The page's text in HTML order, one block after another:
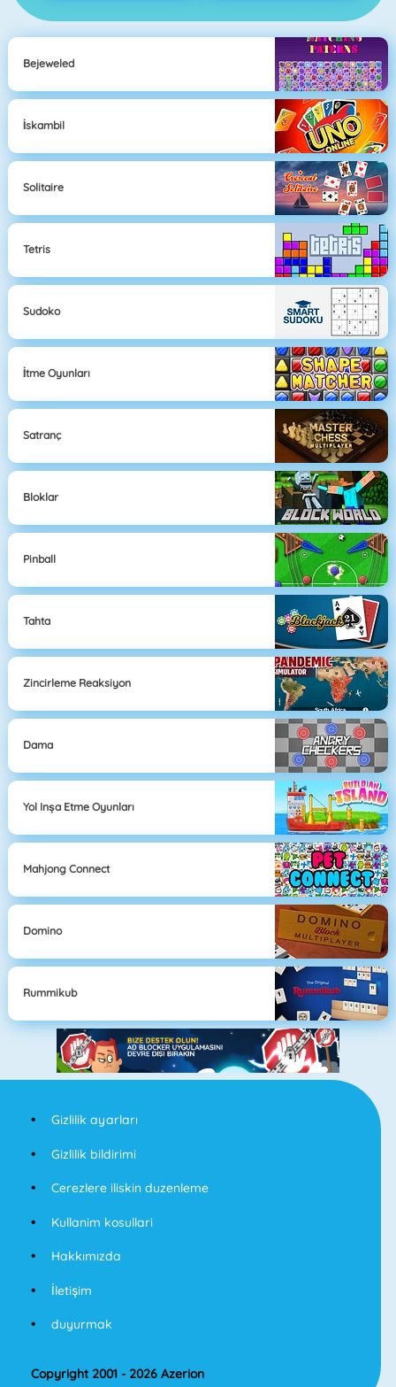
Bejeweled
İskambil
Solitaire
Tetris
Sudoko
İtme Oyunları
Satranç
Bloklar
Pinball
Tahta
Zincirleme Reaksiyon
Dama
Yol Inşa Etme Oyunları
Mahjong Connect
Domino
Rummikub
Gizlilik ayarları
Gizlilik bildirimi
Cerezlere iliskin duzenleme
Kullanim kosullari
Hakkımızda
İletişim
duyurmak
Copyright 2001 - 2026 Azerion